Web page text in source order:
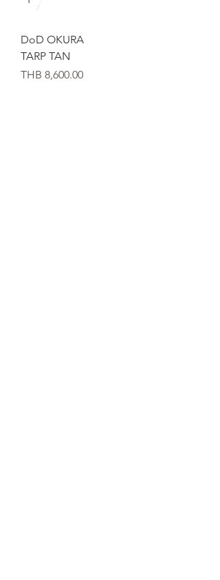
DoD OKURA
TARP TAN
価格
THB 8,600.00